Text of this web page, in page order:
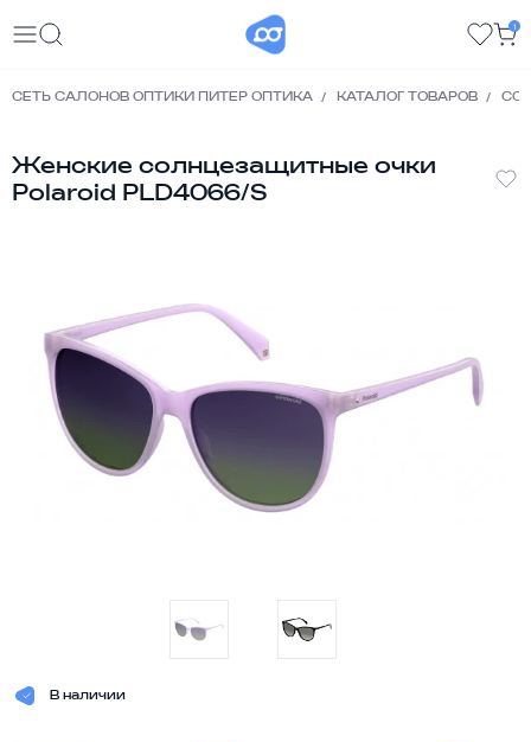
1
СЕТЬ САЛОНОВ ОПТИКИ ПИТЕР ОПТИКА КАТАЛОГ ТОВАРОВ
Женские солнцезащитные очки
Polaroid PLD4066/S
В наличии